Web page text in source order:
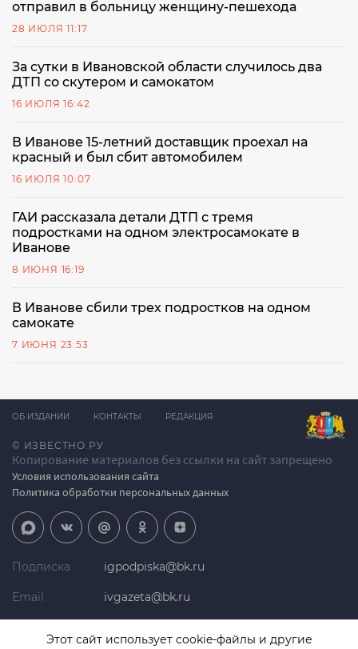
отправил в больницу женщину-пешехода
28 ИЮЛЯ 11:17
За сутки в Ивановской области случилось два
ДТП со скутером и самокатом
16 ИЮЛЯ 16:42
В Иванове 15-летний доставщик проехал на
красный и был сбит автомобилем
16 ИЮЛЯ 10:07
ГАИ рассказала детали ДТП с тремя
подростками на одном электросамокате в
Иванове
8 ИЮНЯ 16:19
В Иванове сбили трех подростков на одном
самокате
7 ИЮНЯ 23:53
© ИЗВЕСТНО.РУ
Копирование материалов без ссылки на сайт запрещено
Условия использования сайта
Политика обработки персональных данных
ОБ ИЗДАНИИ КОНТАКТЫ РЕДАКЦИЯ
Подписка igpodpiska@bk.ru
Email ivgazeta@bk.ru
Этот сайт использует cookie-файлы и другие